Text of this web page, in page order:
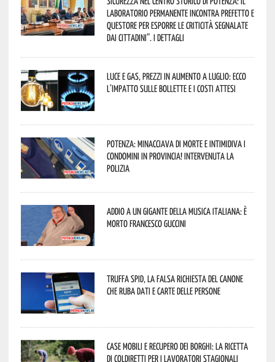
Laboratorio Permanente incontra Prefetto e
Questore per esporre le criticità segnalate
dai cittadini”. I dettagli
Luce e gas, prezzi in aumento a luglio: ecco
l’impatto sulle bollette e i costi attesi
Potenza: minacciava di morte e intimidiva i
condomini in provincia! Intervenuta la
Polizia
Addio a un gigante della musica italiana: è
morto Francesco Guccini
Truffa Spid, la falsa richiesta del canone
che ruba dati e carte delle persone
Case mobili e recupero dei borghi: la ricetta
di Coldiretti per i lavoratori stagionali